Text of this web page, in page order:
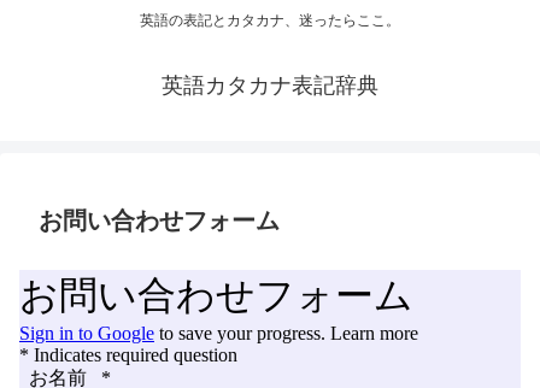
英語の表記とカタカナ、迷ったらここ。
英語カタカナ表記辞典
お問い合わせフォーム